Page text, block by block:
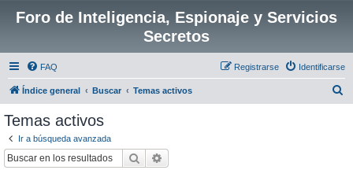
Foro de Inteligencia, Espionaje y Servicios
Secretos
FAQ Identificarse
Registrarse
Índice general Buscar Temas activos
Temas activos
Ir a búsqueda avanzada
Buscar